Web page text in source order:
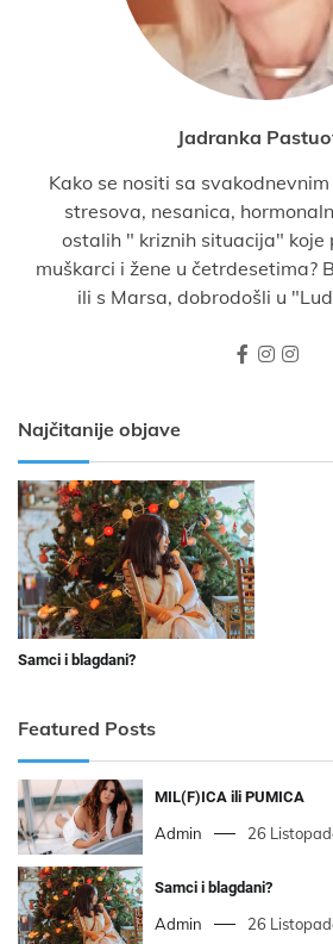
Jadranka
Kako se nositi sa
stresova, nesanica,
ostalih " kriznih situacija" koje
muškarci i žene u četrdesetima?
ili s Marsa, dobrodošli u
Najčitanije objave
Samci i blagdani?
Featured Posts
MIL(F)ICA ili PUMICA
Admin 26
Samci i blagdani?
Admin 26